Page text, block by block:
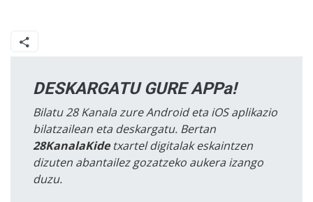
DESKARGATU GURE APPa!
Bilatu 28 Kanala zure Android eta iOS aplikazio
bilatzailean eta deskargatu. Bertan
28KanalaKidetxartel digitalak eskaintzen
dizuten abantailez gozatzeko aukera izango
duzu.